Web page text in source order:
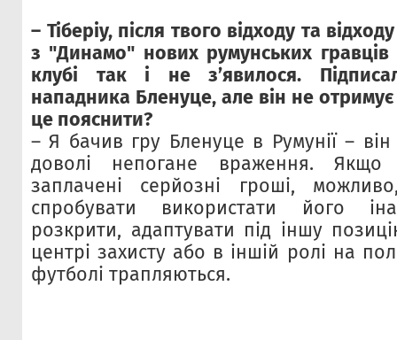
– Тіберіу, після твого відходу та
з "Динамо" нових румунських гравців
клубі так і не з’явилося.
нападника Бленуце, але він не отримує
це пояснити?
– Я бачив гру Бленуце в Румунії –
доволі непогане враження.
заплачені серйозні гроші,
спробувати використати його
розкрити, адаптувати під іншу
центрі захисту або в іншій ролі на
футболі трапляються.